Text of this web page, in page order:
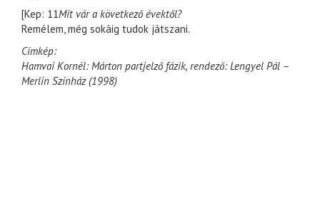
[Kep: 11Mit vár a következő évektől?
Remélem, még sokáig tudok játszani.
Címkép:
Hamvai Kornél: Márton partjelző fázik, rendező: Lengyel Pál –
Merlin Színház (1998)